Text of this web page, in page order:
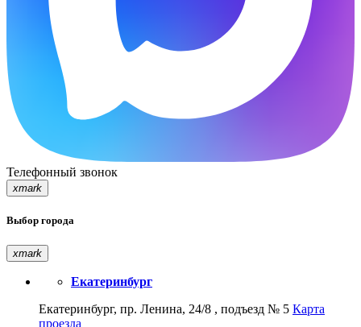
Телефонный звонок
xmark
Выбор города
xmark
Екатеринбург
Екатеринбург, пр. Ленина, 24/8 , подъезд № 5 Карта
проезда